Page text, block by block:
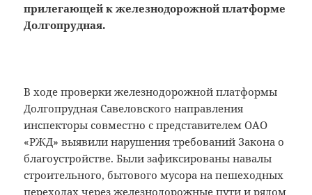
прилегающей к железнодорожной платформе
Долгопрудная.
В ходе проверки железнодорожной платформы
Долгопрудная Савеловского направления
инспекторы совместно с представителем ОАО
«РЖД» выявили нарушения требований Закона о
благоустройстве. Были зафиксированы навалы
строительного, бытового мусора на пешеходных
переходах через железнодорожные пути и рядом